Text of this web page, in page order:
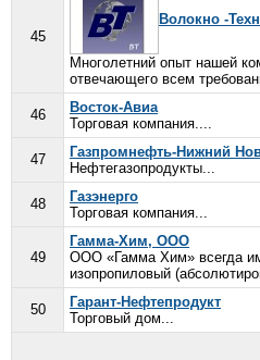
45
Волокно -
Многолетний опыт нашей
отвечающего всем
46
Восток-Авиа
Торговая компания....
47
Газпромнефть-Нижний
Нефтегазопродукты...
48
Газэнерго
Торговая компания...
49
Гамма-Хим, ООО
ООО «Гамма Хим» всегда
изопропиловый
50
Гарант-Нефтепродукт
Торговый дом...